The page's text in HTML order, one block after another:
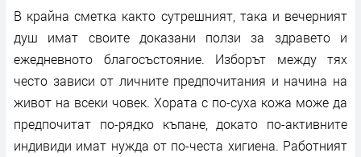
В крайна сметка както сутрешният, така и вечерният
душ имат своите доказани ползи за здравето и
ежедневното благосъстояние. Изборът между тях
често зависи от личните предпочитания и начина на
живот на всеки човек. Хората с по-суха кожа може да
предпочитат по-рядко къпане, докато по-активните
индивиди имат нужда от по-честа хигиена. Работният